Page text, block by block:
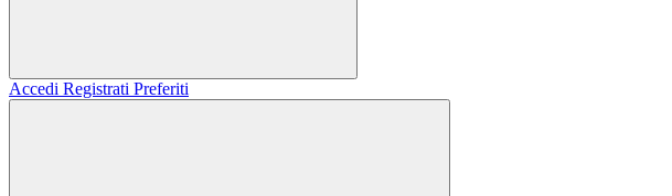
Accedi Registrati Preferiti